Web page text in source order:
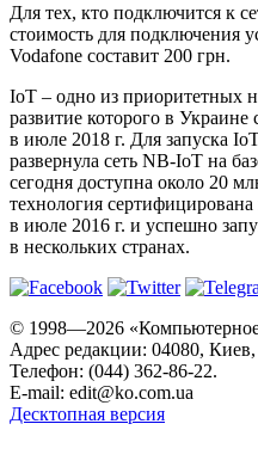
Для тех, кто подключится к
стоимость для подключения
Vodafone составит 200 грн.
IoT – одно из приоритетных
развитие которого в
в июле 2018 г. Для запуска
развернула сеть NB-IoT на
сегодня доступна около 20
технология
в июле 2016 г. и успешно
в нескольких странах.
© 1998—2026
Адрес редакции: 04080,
Телефон: (044) 362-86-22.
E-mail: edit@ko.com.ua
Десктопная версия